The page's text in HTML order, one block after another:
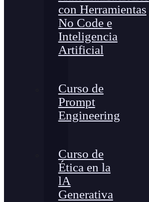
con Herramientas
No Code e
Inteligencia
Artificial
Curso de
Prompt
Engineering
Curso de
Ética en la
lA
Generativa